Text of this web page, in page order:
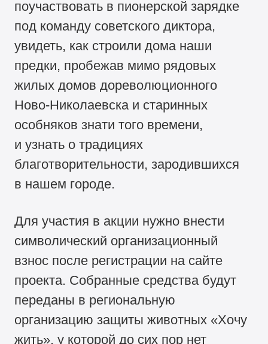
поучаствовать в пионерской зарядке
под команду советского диктора,
увидеть, как строили дома наши
предки, пробежав мимо рядовых
жилых домов дореволюционного
Ново-Николаевска и старинных
особняков знати того времени,
и узнать о традициях
благотворительности, зародившихся
в нашем городе.
Для участия в акции нужно внести
символический организационный
взнос после регистрации на сайте
проекта. Собранные средства будут
переданы в региональную
организацию защиты животных «Хочу
жить», у которой до сих пор нет